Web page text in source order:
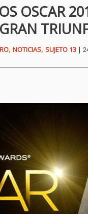
OSCAR
GRAN
, NOTICIAS, SUJETO 13 |